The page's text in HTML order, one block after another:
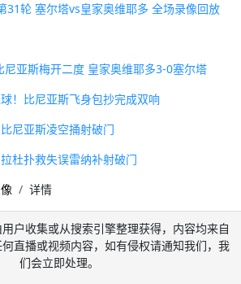
31轮 塞尔塔vs皇家奥维耶多 全场录像回放
亚斯梅开二度 皇家奥维耶多3-0塞尔塔
！比尼亚斯飞身包抄完成双响
尼亚斯凌空捅射破门
杜扑救失误雷纳补射破门
详情
户收集或从搜索引擎整理获得，内容均来自
直播或视频内容，如有侵权请通知我们，我
们会立即处理。